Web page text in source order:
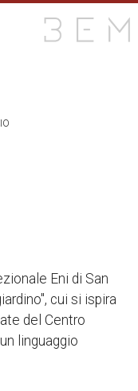
Eni di San
cui si ispira
del Centro
linguaggio